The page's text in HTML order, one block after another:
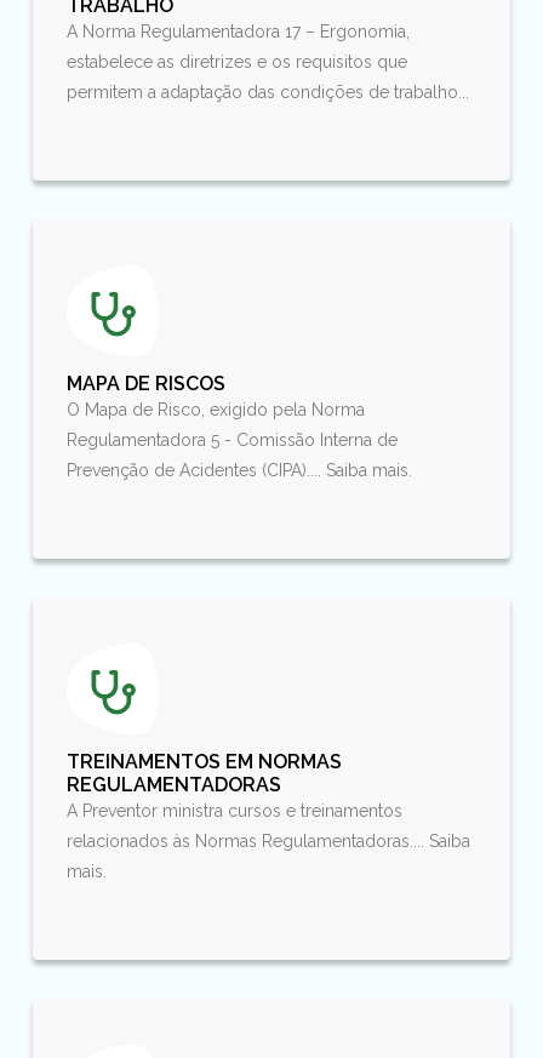
TRABALHO
A Norma Regulamentadora 17 – Ergonomia,
estabelece as diretrizes e os requisitos que
permitem a adaptação das condições de trabalho...
MAPA DE RISCOS
O Mapa de Risco, exigido pela Norma
Regulamentadora 5 - Comissão Interna de
Prevenção de Acidentes (CIPA).... Saiba mais.
TREINAMENTOS EM NORMAS
REGULAMENTADORAS
A Preventor ministra cursos e treinamentos
relacionados às Normas Regulamentadoras.... Saiba
mais.